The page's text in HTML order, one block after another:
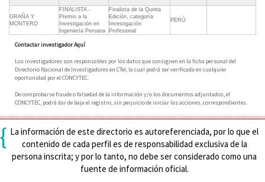
GRAÑA Y
MONTERO
FINALISTA -
Premio a la
Investigación en
Ingeniería Peruana
Finalista de la Quinta
Edición, categoría
Investigación
Profesional
PERÚ
Contactar investigador Aquí
Los investigadores son responsables por los datos que consignen en la ficha personal del
Directorio Nacional de Investigadores en CTeI, la cual podrá ser verificada en cualquier
oportunidad por el CONCYTEC.
De comprobarse fraude o falsedad de la información y/o los documentos adjuntados, el
CONCYTEC, podrá dar de baja el registro, sin perjuicio de iniciar las acciones, correspondientes.
{ La información de este directorio es autoreferenciada, por lo que el
contenido de cada perfil es de responsabilidad exclusiva de la
persona inscrita; y por lo tanto, no debe ser considerado como una
fuente de información oficial.